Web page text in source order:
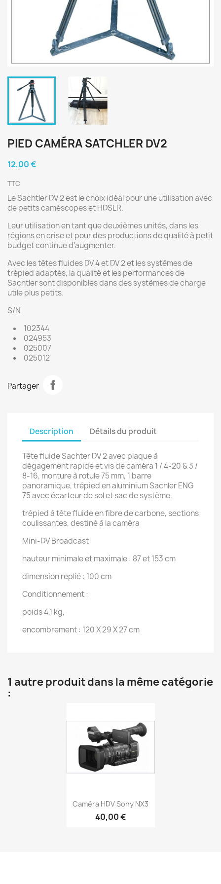
PIED CAMÉRA SATCHLER DV2
12,00 €
TTC
Le Sachtler DV 2 est le choix idéal pour une utilisation avec
de petits caméscopes et HDSLR.
Leur utilisation en tant que deuxièmes unités, dans les
régions en crise et pour des productions de qualité à petit
budget continue d'augmenter.
Avec les têtes fluides DV 4 et DV 2 et les systèmes de
trépied adaptés, la qualité et les performances de
Sachtler sont disponibles dans des systèmes de charge
utile plus petits.
S/N
102344
024953
025007
025012
Partager
Description Détails du produit
Tête fluide Sachter DV 2 avec plaque à
dégagement rapide et vis de caméra 1 / 4-20 & 3 /
8-16, monture à rotule 75 mm, 1 barre
panoramique, trépied en aluminium Sachler ENG
75 avec écarteur de sol et sac de système.
trépied à tête fluide en fibre de carbone, sections
coulissantes, destiné à la caméra
Mini-DV Broadcast
hauteur minimale et maximale : 87 et 153 cm
dimension replié : 100 cm
Conditionnement :
poids 4,1 kg,
encombrement : 120 X 29 X 27 cm
1 autre produit dans la même catégorie
:
Aperçu rapide
Caméra HDV Sony NX3
40,00 €